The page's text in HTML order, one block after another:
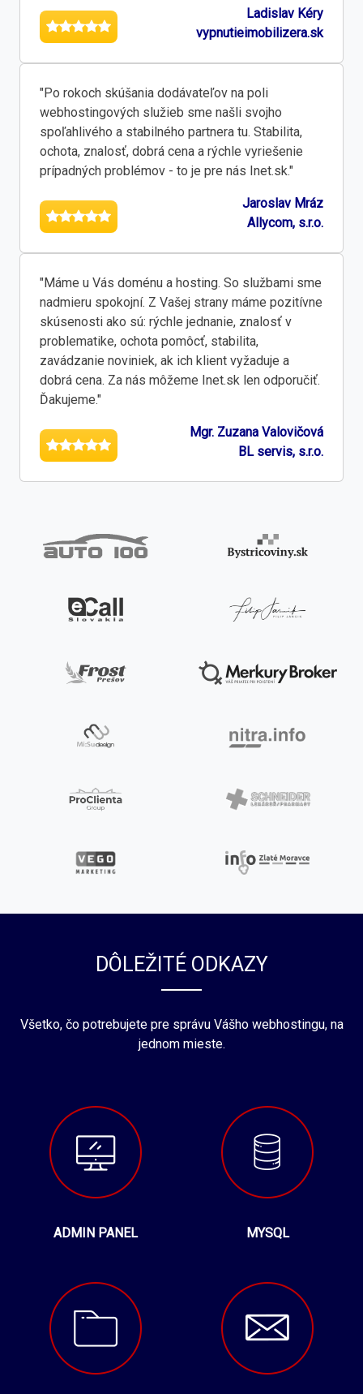
Ladislav Kéry
vypnutieimobilizera.sk
"Po rokoch skúšania dodávateľov na poli
webhostingových služieb sme našli svojho
spoľahlivého a stabilného partnera tu. Stabilita,
ochota, znalosť, dobrá cena a rýchle vyriešenie
prípadných problémov - to je pre nás Inet.sk."
Jaroslav Mráz
Allycom, s.r.o.
"Máme u Vás doménu a hosting. So službami sme
nadmieru spokojní. Z Vašej strany máme pozitívne
skúsenosti ako sú: rýchle jednanie, znalosť v
problematike, ochota pomôcť, stabilita,
zavádzanie noviniek, ak ich klient vyžaduje a
dobrá cena. Za nás môžeme Inet.sk len odporučiť.
Ďakujeme."
Mgr. Zuzana Valovičová
BL servis, s.r.o.
DÔLEŽITÉ ODKAZY
Všetko, čo potrebujete pre správu Vášho webhostingu, na
jednom mieste.
ADMIN PANEL MYSQL